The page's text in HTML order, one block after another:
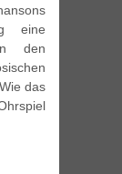
eine
den
das